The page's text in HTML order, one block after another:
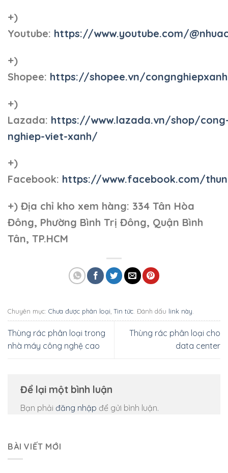
+)
Youtube: https://www.youtube.com/
+)
Shopee: https://shopee.vn/
+)
Lazada: https://www.lazada.vn/shop/
nghiep-viet-xanh/
+)
Facebook: https://www.facebook.com/
+) Địa chỉ kho xem hàng: 334 Tân Hòa
Đông, Phường Bình Trị Đông, Quận Bình
Tân, TP.HCM
Chuyên mục: Chưa được phân loại, Tin tức. Đánh dấu link này.
Thùng rác phân loại trong
nhà máy công nghệ cao
Thùng rác phân loại cho
data center
Để lại một bình luận
Bạn phải đăng nhập để gửi bình luận.
BÀI VIẾT MỚI